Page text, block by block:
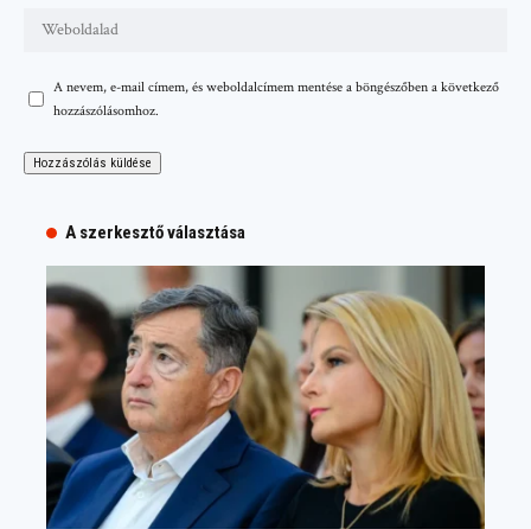
A nevem, e-mail címem, és weboldalcímem mentése a böngészőben a következő
hozzászólásomhoz.
A szerkesztő választása